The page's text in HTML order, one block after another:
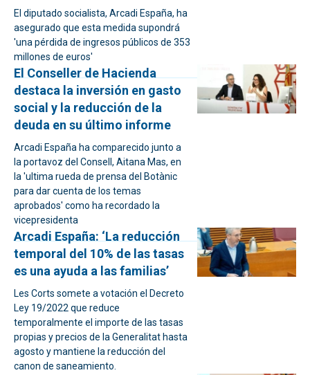
El diputado socialista, Arcadi España, ha
asegurado que esta medida supondrá
'una pérdida de ingresos públicos de 353
millones de euros'
El Conseller de Hacienda
destaca la inversión en gasto
social y la reducción de la
deuda en su último informe
Arcadi España ha comparecido junto a
la portavoz del Consell, Aitana Mas, en
la 'ultima rueda de prensa del Botànic
para dar cuenta de los temas
aprobados' como ha recordado la
vicepresidenta
Arcadi España: ‘La reducción
temporal del 10% de las tasas
es una ayuda a las familias’
Les Corts somete a votación el Decreto
Ley 19/2022 que reduce
temporalmente el importe de las tasas
propias y precios de la Generalitat hasta
agosto y mantiene la reducción del
canon de saneamiento.